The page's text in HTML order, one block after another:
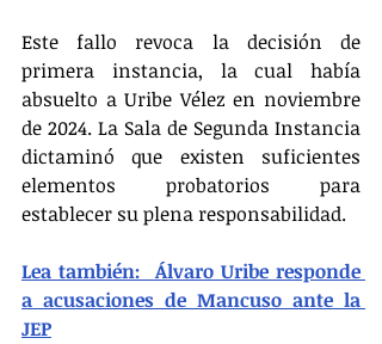
Este fallo revoca la decisión de
primera instancia, la cual había
absuelto a Uribe Vélez en noviembre
de 2024. La Sala de Segunda Instancia
dictaminó que existen suficientes
elementos probatorios para
establecer su plena responsabilidad.
Lea también:  Álvaro Uribe responde
a acusaciones de Mancuso ante la
JEP